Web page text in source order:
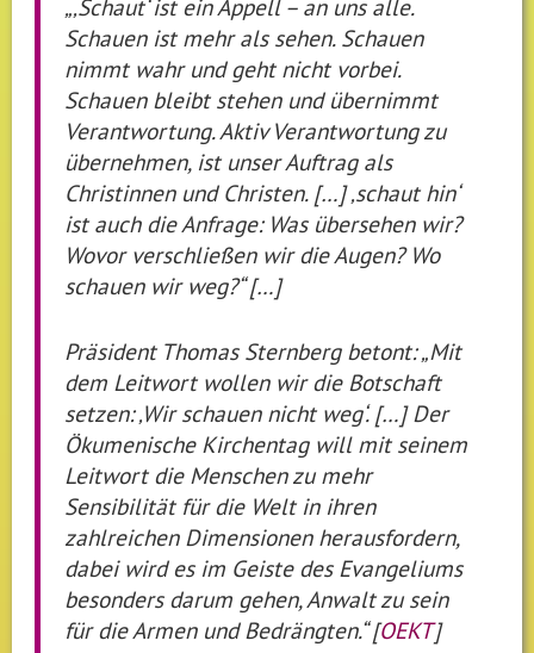
„‚Schaut‘ ist ein Appell – an uns alle.
Schauen ist mehr als sehen. Schauen
nimmt wahr und geht nicht vorbei.
Schauen bleibt stehen und übernimmt
Verantwortung. Aktiv Verantwortung zu
übernehmen, ist unser Auftrag als
Christinnen und Christen. […] ‚schaut hin‘
ist auch die Anfrage: Was übersehen wir?
Wovor verschließen wir die Augen? Wo
schauen wir weg?“ […]
Präsident Thomas Sternberg betont: „Mit
dem Leitwort wollen wir die Botschaft
setzen: ‚Wir schauen nicht weg‘. […] Der
Ökumenische Kirchentag will mit seinem
Leitwort die Menschen zu mehr
Sensibilität für die Welt in ihren
zahlreichen Dimensionen herausfordern,
dabei wird es im Geiste des Evangeliums
besonders darum gehen, Anwalt zu sein
für die Armen und Bedrängten.“ [OEKT]